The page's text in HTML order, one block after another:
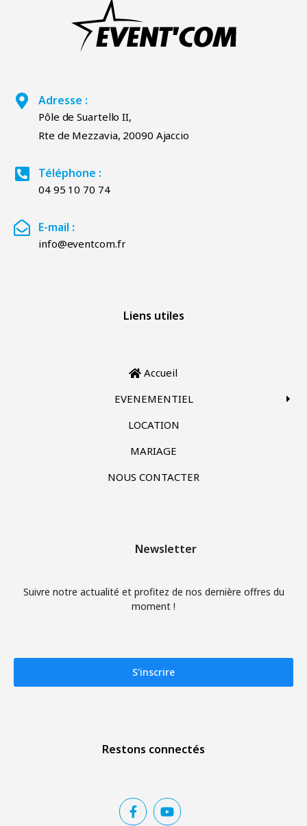
Adresse :
Pôle de Suartello II,
Rte de Mezzavia, 20090 Ajaccio
Téléphone :
04 95 10 70 74
E-mail :
info@eventcom.fr
Liens utiles
Accueil
EVENEMENTIEL
LOCATION
MARIAGE
NOUS CONTACTER
Newsletter
Suivre notre actualité et profitez de nos dernière offres du
moment !
S'inscrire
Restons connectés